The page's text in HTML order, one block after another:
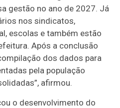
gestão no ano de 2027. Já
nos sindicatos,
escolas e também estão
Após a conclusão
dos dados para
pela população
afirmou.
o desenvolvimento do